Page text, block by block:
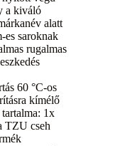
a kiváló
alatt
es saroknak
rugalmas
60 °C-os
kímélő
1x
TZU cseh